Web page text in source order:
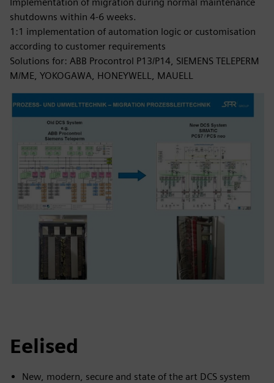
shutdowns within 4-6 weeks.
1:1 implementation of automation logic or customisation
according to customer requirements
Solutions for: ABB Procontrol P13/P14, SIEMENS TELEPERM
M/ME, YOKOGAWA, HONEYWELL, MAUELL
Eelised
New, modern, secure and state of the art DCS system